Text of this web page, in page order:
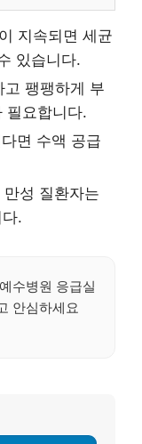
지속되면 세균
있습니다.
팽팽하게 부
필요합니다.
면 수액 공급
성 질환자는
.
수병원 응급실
안심하세요